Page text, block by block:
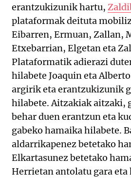
erantzukizunik hartu,
plataformak deituta
Eibarren, Ermuan, Zallan,
Etxebarrian, Elgetan eta
Plataformatik adierazi
hilabete Joaquin eta
argirik eta erantzukizunik
hilabete. Aitzakiak aitzaki,
behar duen erantzun eta
gabeko hamaika hilabete.
aldarrikapenez betetako
Elkartasunez betetako
Herrietan antolatu gara